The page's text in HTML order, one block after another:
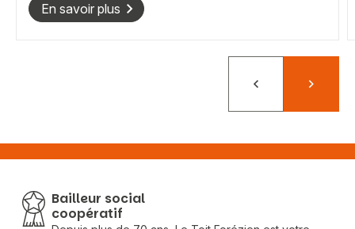
En savoir plus
PrécédentSuivant
Bailleur social
coopératif